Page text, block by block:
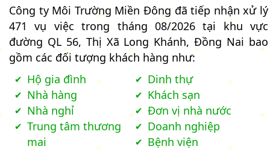
Công ty Môi Trường Miền Đông đã tiếp nhận xử lý
471 vụ việc trong tháng 08/2026 tại khu vực
đường QL 56, Thị Xã Long Khánh, Đồng Nai bao
gồm các đối tượng khách hàng như:
Hộ gia đình
Dinh thự
Nhà hàng
Khách sạn
Nhà nghỉ
Đơn vị nhà nước
Trung tâm thương
mai
Doanh nghiệp
Bệnh viện